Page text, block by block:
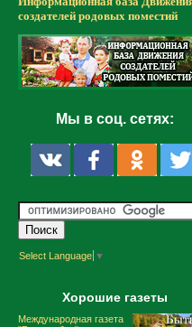
создателей родовых поместий
Мы в соц. сетях:
Select Language ▼
Хорошие газеты
Международная газета